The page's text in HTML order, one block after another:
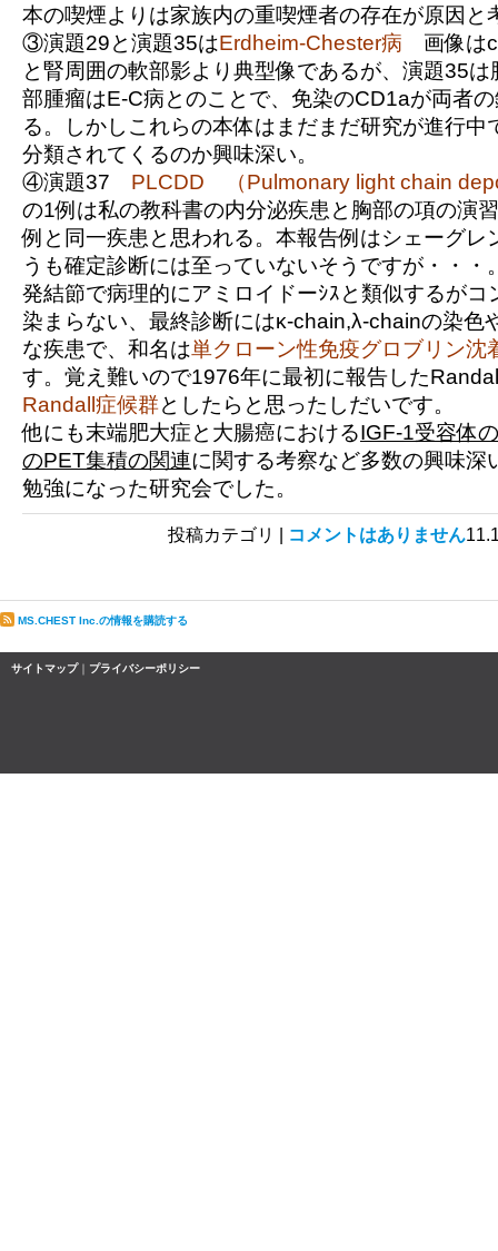
本の喫煙よりは家族内の重喫煙者の存在が原因と
③演題29と演題35はErdheim-Chester病 画像は
と腎周囲の軟部影より典型像であるが、演題35
部腫瘤はE-C病とのことで、免染のCD1aが両者
る。しかしこれらの本体はまだまだ研究が進行中
分類されてくるのか興味深い。
④演題37 PLCDD （Pulmonary light chain
の1例は私の教科書の内分泌疾患と胸部の項の演
例と同一疾患と思われる。本報告例はシェーグレ
うも確定診断には至っていないそうですが・・・
発結節で病理的にアミロイドーｼｽと類似するがコ
染まらない、最終診断にはκ-chain,λ-chainの染色
な疾患で、和名は単クローン性免疫グロブリン沈
す。覚え難いので1976年に最初に報告した
Randall症候群としたらと思ったしだいです。
他にも末端肥大症と大腸癌におけるIGF-1受容体
のPET集積の関連に関する考察など多数の興味深
勉強になった研究会でした。
投稿カテゴリ | コメントはありません
MS.CHEST Inc.の情報を購読する
サイトマップ｜ プライバシーポリシー